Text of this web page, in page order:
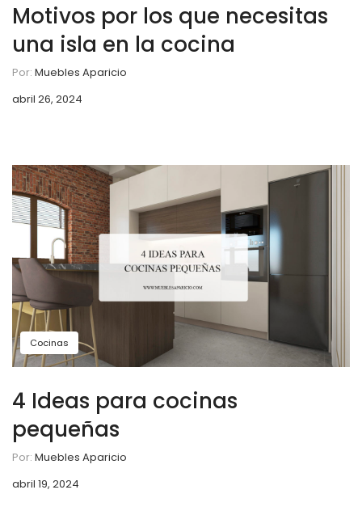
Motivos por los que necesitas
una isla en la cocina
Por: Muebles Aparicio
abril 26, 2024
Cocinas
4 Ideas para cocinas
pequeñas
Por: Muebles Aparicio
abril 19, 2024